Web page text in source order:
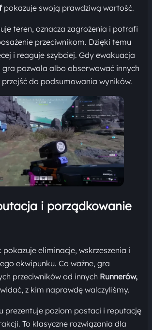
pokazuje swoją prawdziwą wartość.
teren, oznacza zagrożenia i potrafi
przeciwnikom. Dzięki temu
i reaguje szybciej. Gdy ewakuacja
pozwala albo obserwować innych
przejść do podsumowania wyników.
i porządkowanie
eliminacje, wskrzeszenia i
ekwipunku. Co ważne, gra
przeciwników od innych Runnerów,
z kim naprawdę walczyliśmy.
prezentuje poziom postaci i reputację
To klasyczne rozwiązania dla